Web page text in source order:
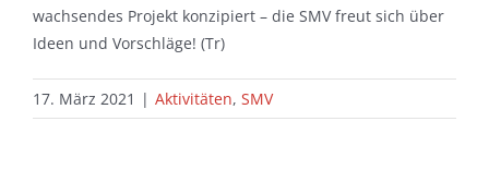
wachsendes Projekt konzipiert – die SMV freut sich über
Ideen und Vorschläge! (Tr)
17. März 2021 | Aktivitäten, SMV